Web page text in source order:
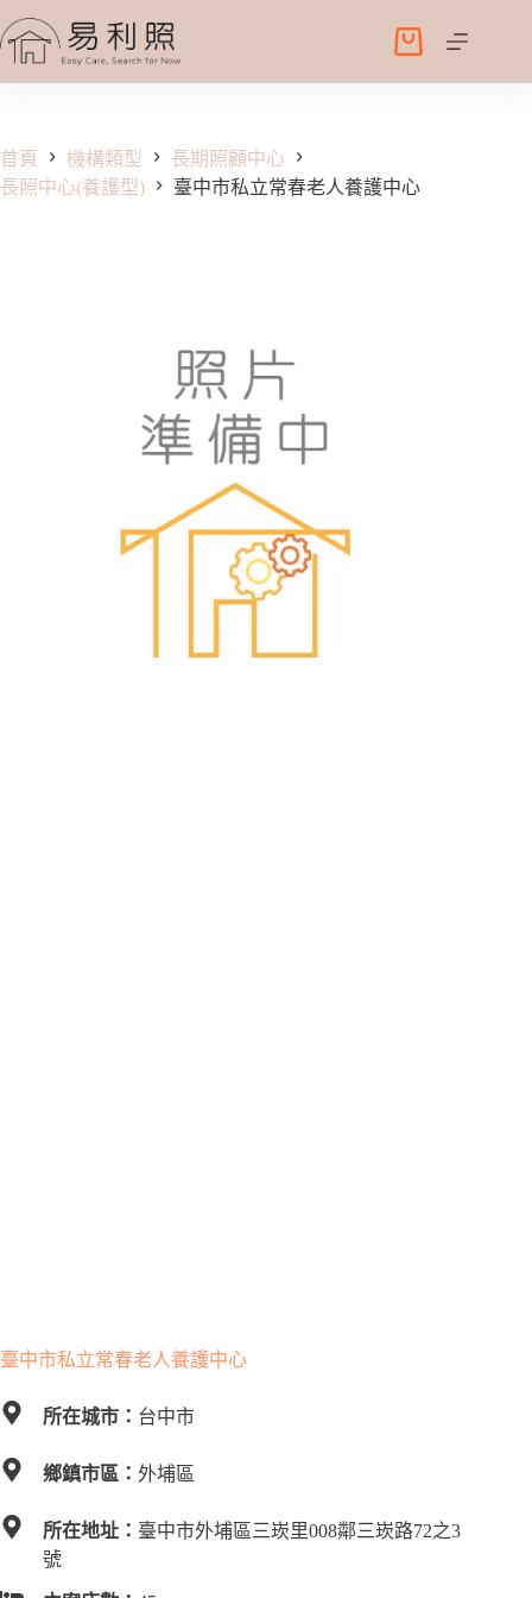
至
容
購
物
首頁 機構類型
長期照顧中心
長照中心(養護型)
臺中市私立常春老人養護中心
臺中市私立常春老人養護中心
所在城市： 台中市
鄉鎮市區： 外埔區
所在地址： 臺中市外埔區三崁里008鄰三崁路72之3
號